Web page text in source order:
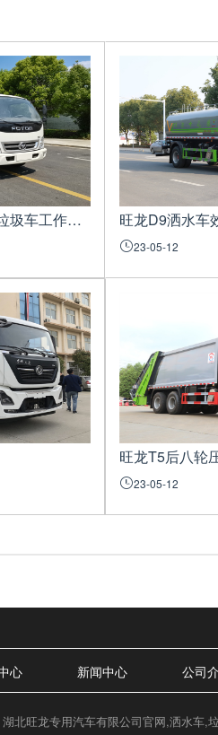
湖北旺龙奥铃6方压缩垃圾车工作展示视频 旺龙D9洒水车
23-05-12
23-05-12
心 新闻中心 公司
北旺龙专用汽车有限公司官网,洒水车,